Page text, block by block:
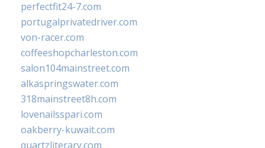
perfectfit24-7.com
portugalprivatedriver.com
von-racer.com
coffeeshopcharleston.com
salon104mainstreet.com
alkaspringswater.com
318mainstreet8h.com
lovenailsspari.com
oakberry-kuwait.com
quartzliterary.com